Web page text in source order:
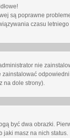
są poprawne
czasu
nie
na dole strony).
być dwa obrazki.
masz na nich